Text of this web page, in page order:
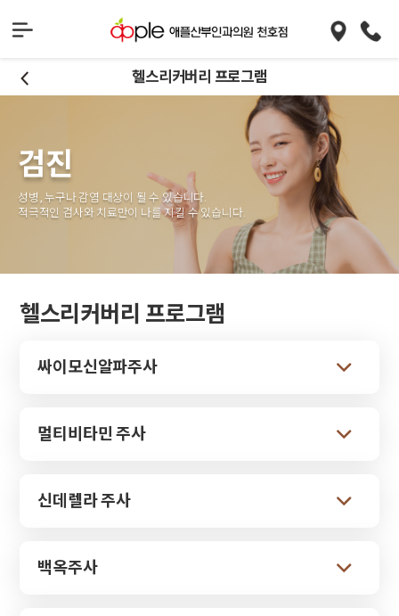
헬스리커버리 프로그램
검진
성병, 누구나 감염 대상이 될 수 있습니다.
적극적인 검사와 치료만이 나를 지킬 수 있습니다.
헬스리커버리 프로그램
싸이모신알파주사
멀티비타민 주사
신데렐라 주사
백옥주사